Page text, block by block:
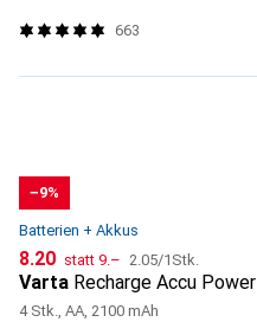
663
−9%
Batterien + Akkus
CHF
8.20 statt CHF
9.– CHF
2.05/1Stk.
Varta Recharge Accu Power
4 Stk., AA, 2100 mAh